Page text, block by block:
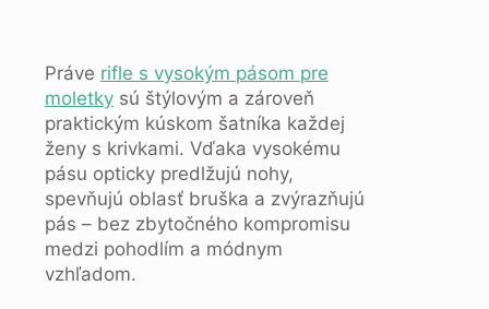
Práve rifle s vysokým pásom pre
moletky sú štýlovým a zároveň
praktickým kúskom šatníka každej
ženy s krivkami. Vďaka vysokému
pásu opticky predlžujú nohy,
spevňujú oblasť bruška a zvýrazňujú
pás – bez zbytočného kompromisu
medzi pohodlím a módnym
vzhľadom.